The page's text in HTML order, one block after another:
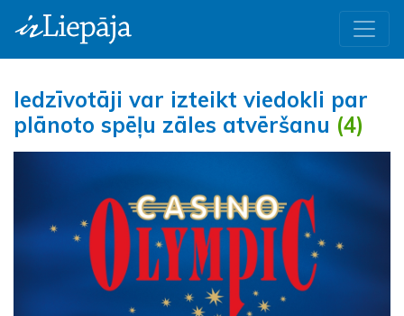
Iedzīvotāji var izteikt viedokli par
plānoto spēļu zāles atvēršanu (4)